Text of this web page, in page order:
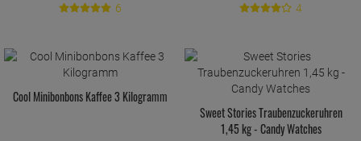
6 4
Cool Minibonbons Kaffee 3 Kilogramm
Sweet Stories Traubenzuckeruhren
1,45 kg - Candy Watches